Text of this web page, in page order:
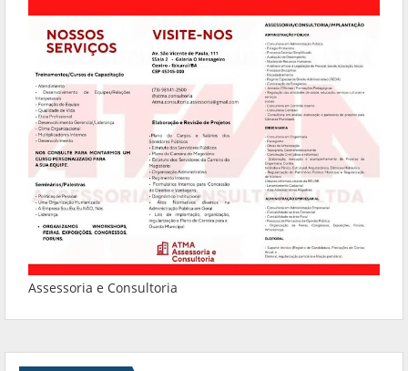
Assessoria e Consultoria